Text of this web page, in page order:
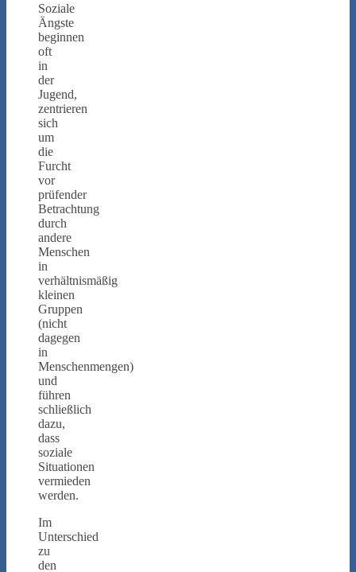
Soziale
Ängste
beginnen
oft
in
der
Jugend,
zentrieren
sich
um
die
Furcht
vor
prüfender
Betrachtung
durch
andere
Menschen
in
verhältnismäßig
kleinen
Gruppen
(nicht
dagegen
in
Menschenmengen)
und
führen
schließlich
dazu,
dass
soziale
Situationen
vermieden
werden.
Im
Unterschied
zu
den